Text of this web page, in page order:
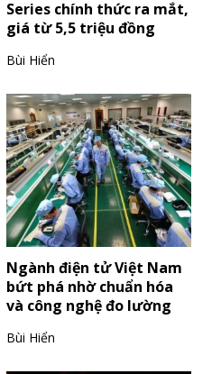
Series chính thức ra mắt,
giá từ 5,5 triệu đồng
Bùi Hiển
Ngành điện tử Việt Nam
bứt phá nhờ chuẩn hóa
và công nghệ đo lường
Bùi Hiển